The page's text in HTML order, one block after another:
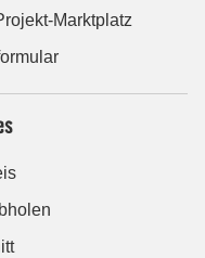
Marktplatz